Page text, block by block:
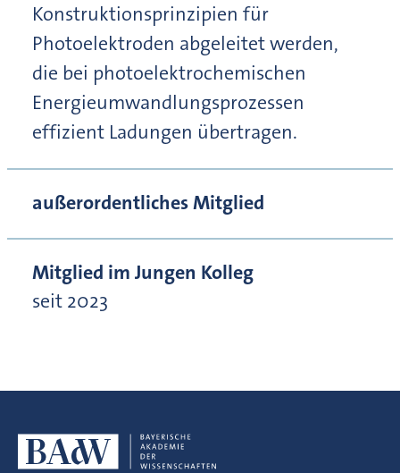
Konstruktionsprinzipien für
Photoelektroden abgeleitet werden,
die bei photoelektrochemischen
Energieumwandlungsprozessen
effizient Ladungen übertragen.
außerordentliches Mitglied
Mitglied im Jungen Kolleg
seit 2023